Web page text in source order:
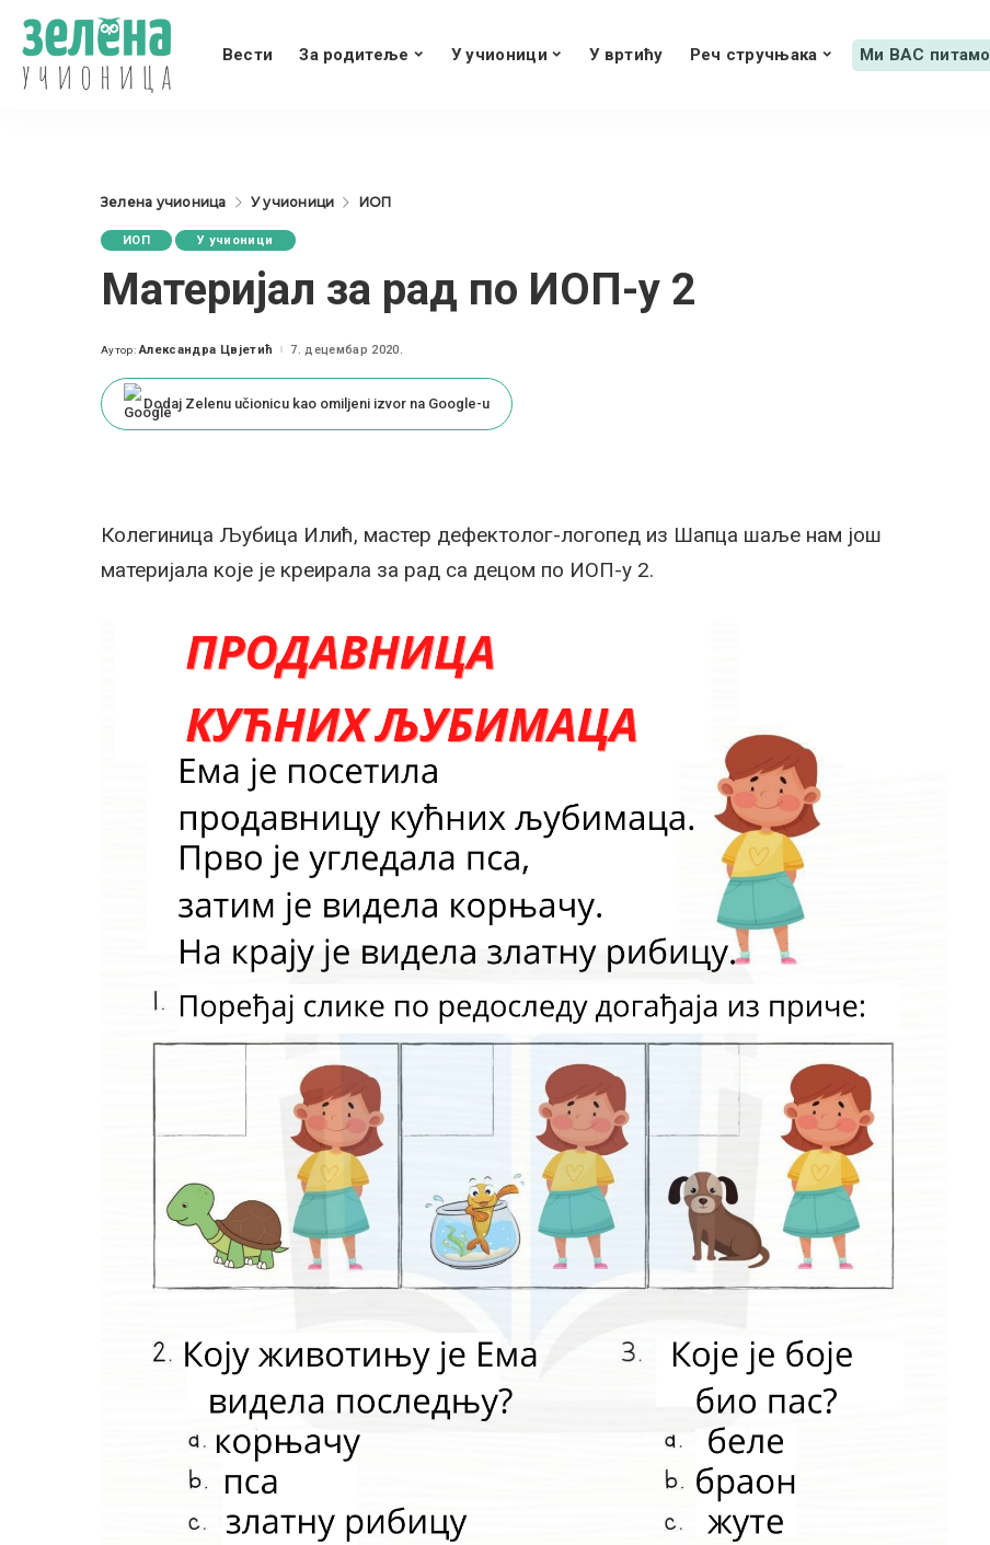
Вести За родитеље У учионици У вртићу Реч стручњака Ми ВАС питамо
Зелена учионица У учионици ИОП
ИОП У учионици
Материјал за рад по ИОП-у 2
Posted
Аутор: Александра Цвјетић 7. децембар 2020.
Dodaj Zelenu učionicu kao omiljeni izvor na Google-u
Колегиница Љубица Илић, мастер дефектолог-логопед из Шапца шаље нам још
материјала које је креирала за рад са децом по ИОП-у 2.